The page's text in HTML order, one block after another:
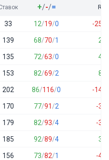
+/-/= ROI
33 12/19/0 -25.2
139 68/70/1 2.5
135 72/63/0 4.8
153 82/69/2 8.6
202 86/116/0 -14.0
170 77/91 /2 -3.4
179 82/93/4 -3.2
185 92/89/4 3.5
156 73/82/1 -4.8